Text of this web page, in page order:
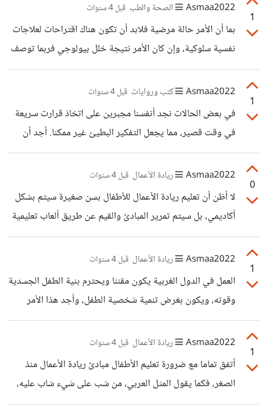
1
Asmaa2022 الصحة والطب قبل 4 سنوات
بما أن الأمر حالة مرضية فلابد أن تكون هناك اقتراحات لعلاجات
نفسية سلوكية، وإن كان الأمر نتيجة خلل بيولوجي فربما توصف
عقاقير علاجية للمصاب. بالنسبة للتعامل مع هؤلاء الأشخاص
المصابين، أظن أنه يحب تجنب العصبية في التعامل معهم، وعدم
لومهم على سلوكهم فالأمر خارج عن إرادتهم، وفاقد الشيء لا
يعطيه، فلا يجب أن نطلب منهم أن يتجاوبوا معنا، يجب أن نكون
أكثر إدراكا لحالتهم، وأكثر حكمة في التعامل معهم.
1
Asmaa2022 كتب وروايات قبل 4 سنوات
في بعض الحالات نجد أنفسنا مجبرين على اتخاذ قرارت سريعة
في وقت قصير، مما يجعل التفكير البطيئ غير ممكنا. أجد أن
التحدي الذي يواجهنا هو تطوير ملكة الحدس لدينا بحيث تصبح
قراراتنا السريعة صائبة أكثر. مع أنني أظن أنه لا يجب علينا الندم
على أي قرار اتخذناه بل يجب علينا التعلم منه و الاستفادة من
التجارب وتوطين هذه التجارب في العقل اللاواعي لتصبح جزءا
من ملكة الحدس لدينا. لكن لدي سؤال، ما هو الحدس، وكيف
0
Asmaa2022 ريادة الأعمال قبل 4 سنوات
لا أظن أن تعليم ريادة الأعمال للأطفال بسن صغيرة سيتم بشكل
أكاديمي، بل سيتم تمرير المبادئ والقيم عن طريق ألعاب تعليمية
وأنشطة ترفيهية للطفل تجمع بين المتعة والتعلم، وهذا هو
التحدي الحقيقي. بإمكاني ديما أن تؤكد ذلك لنا وتعرفنا عن بعض
الطرق المستعملة.
1
Asmaa2022 ريادة الأعمال قبل 4 سنوات
العمل في الدول الغربية يكون مقننا ويحترم بنية الطفل الجسدية
وقوته، ويكون بغرض تنمية شخصية الطفل، وأجد هذا الأمر
معقولا، فالعمل جزء من الحياة، ويعلمنا الكثير، وبعض الأعمال
البسيطة التي يقوم بها الأطفال في الصغر، أو الطلبة في مرحلة
الدراسة تنعكس إيجابا على تقدمهم المهني في المستقبل وحين
يتقلدون وظائف مرموقة.
1
Asmaa2022 ريادة الأعمال قبل 4 سنوات
أتفق تماما مع ضرورة تعليم الأطفال مبادئ ريادة الأعمال منذ
الصغر، فكما يقول المثل العربي، من شب على شيء شاب عليه،
فالتعليم في الصغر سيغرس بقوة في شخصية الطفل وعقله،